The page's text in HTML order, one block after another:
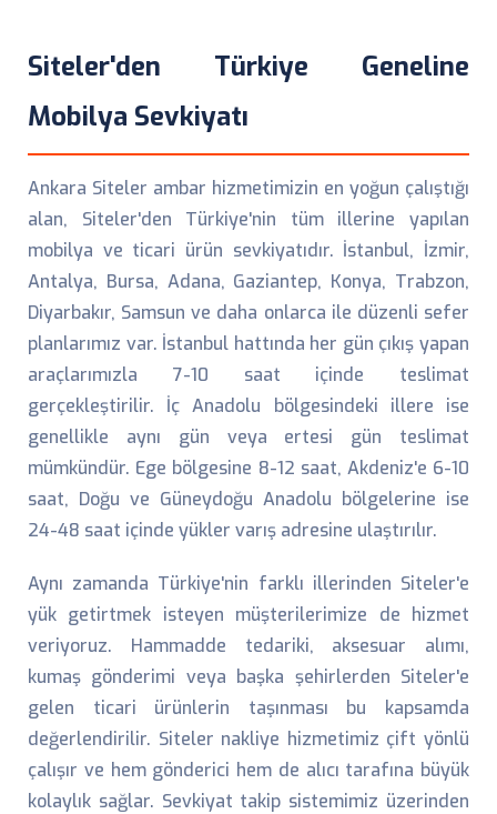
Siteler'den Türkiye Geneline
Mobilya Sevkiyatı
Ankara Siteler ambar hizmetimizin en yoğun çalıştığı
alan, Siteler'den Türkiye'nin tüm illerine yapılan
mobilya ve ticari ürün sevkiyatıdır. İstanbul, İzmir,
Antalya, Bursa, Adana, Gaziantep, Konya, Trabzon,
Diyarbakır, Samsun ve daha onlarca ile düzenli sefer
planlarımız var. İstanbul hattında her gün çıkış yapan
araçlarımızla 7-10 saat içinde teslimat
gerçekleştirilir. İç Anadolu bölgesindeki illere ise
genellikle aynı gün veya ertesi gün teslimat
mümkündür. Ege bölgesine 8-12 saat, Akdeniz'e 6-10
saat, Doğu ve Güneydoğu Anadolu bölgelerine ise
24-48 saat içinde yükler varış adresine ulaştırılır.
Aynı zamanda Türkiye'nin farklı illerinden Siteler'e
yük getirtmek isteyen müşterilerimize de hizmet
veriyoruz. Hammadde tedariki, aksesuar alımı,
kumaş gönderimi veya başka şehirlerden Siteler'e
gelen ticari ürünlerin taşınması bu kapsamda
değerlendirilir. Siteler nakliye hizmetimiz çift yönlü
çalışır ve hem gönderici hem de alıcı tarafına büyük
kolaylık sağlar. Sevkiyat takip sistemimiz üzerinden